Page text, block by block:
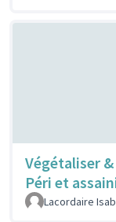
Végétaliser
Péri et
Lacordaire